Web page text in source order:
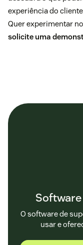
experiência do
Quer experimentar
solicite uma
O software de
usar e